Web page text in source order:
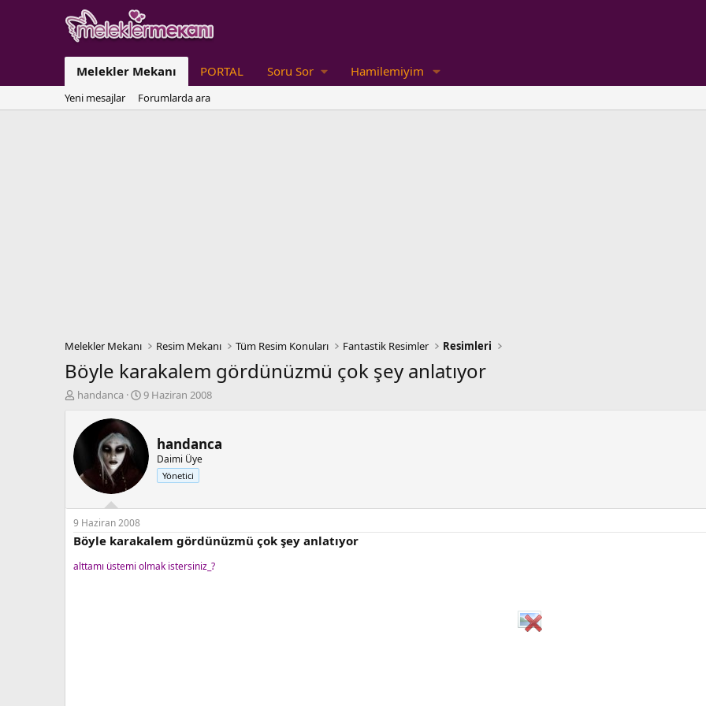
Melekler Mekanı PORTAL Soru Sor Hamilemiyim
Yeni mesajlar Forumlarda ara
Melekler Mekanı Resim Mekanı Tüm Resim Konuları Fantastik Resimler Resimleri
Böyle karakalem gördünüzmü çok şey anlatıyor
K
b
u
a
ş
l
a
t
handanca
B
l
a
n
g
ç
a
r
i
9 Haziran 2008
handanca
Daimi Üye
Yönetici
9 Haziran 2008
Böyle karakalem gördünüzmü çok şey anlatıyor
alttamı üstemi olmak istersiniz_?